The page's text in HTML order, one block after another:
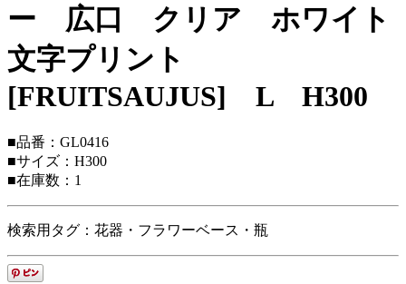
ー 広口 クリア ホワイト
文字プリント
[FRUITSAUJUS] L H300
■品番：GL0416
■サイズ：H300
■在庫数：1
検索用タグ：花器・フラワーベース・瓶